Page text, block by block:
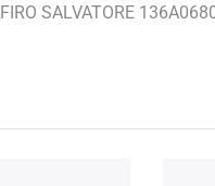
SALVATORE